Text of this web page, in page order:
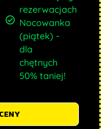
rezerwacjach
Nocowanka
(piątek) -
dla
chętnych
50% taniej!